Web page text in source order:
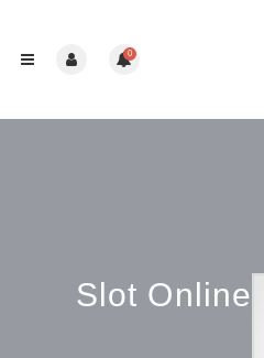
0
Slot Online